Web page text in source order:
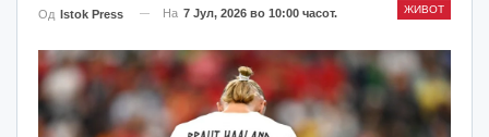
ЖИВОТ
Од Istok Press На 7 Јул, 2026 во 10:00 часот.